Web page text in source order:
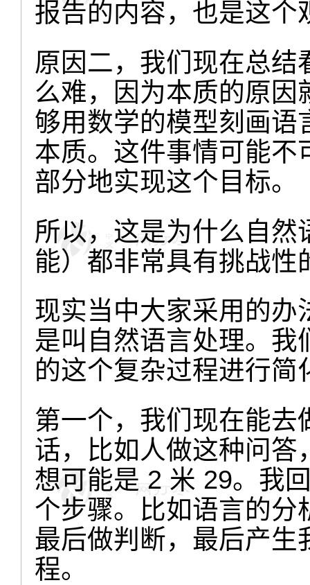
报告的内容，也是这个
原因二，我们现在总
么难，因为本质的原
够用数学的模型刻画语
本质。这件事情可能不
部分地实现这个目标。
所以，这是为什么自
能）都非常具有挑战性
现实当中大家采用的办
是叫自然语言处理。
的这个复杂过程进行简
第一个，我们现在能
话，比如人做这种问答
想可能是 2 米 29。我
个步骤。比如语言的分
最后做判断，最后产生
程。